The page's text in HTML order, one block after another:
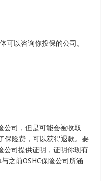
可以咨询你投保的公司。
公司，但是可能会被收取
保险费，可以获得退款。要
公司提供证明，证明你现有
之前OSHC保险公司所涵